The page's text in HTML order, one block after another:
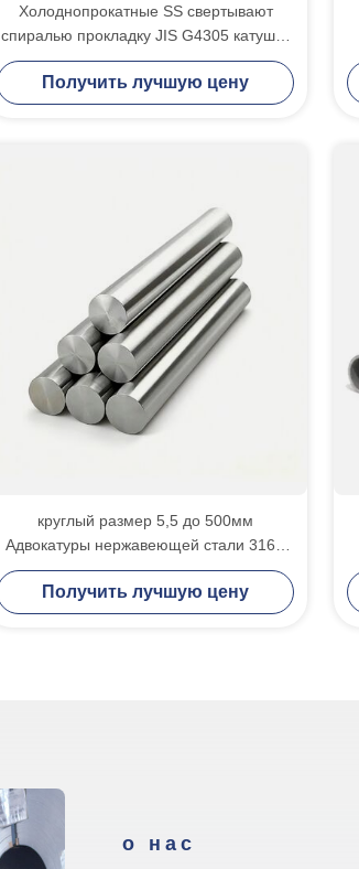
Холоднопрокатные SS свертывают
спиралью прокладку JIS G4305 катушки
нержавеющей стали 321 1.0mm
Получить лучшую цену
круглый размер 5,5 до 500мм
Адвокатуры нержавеющей стали 316Л
подгонянные длина
Получить лучшую цену
о нас